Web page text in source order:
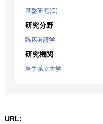
基盤研究(C)
研究分野
臨床看護学
研究機関
岩手県立大学
URL: